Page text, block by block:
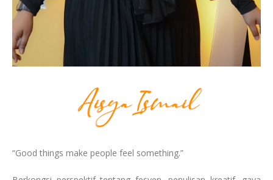
“Good things make people feel something.”